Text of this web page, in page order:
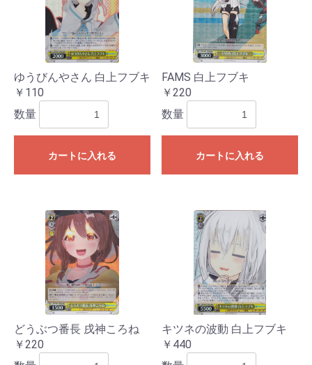
ゆうびんやさん 白上フブキ
￥110
数量
カートに入れる
FAMS 白上フブキ
￥220
数量
カートに入れる
どうぶつ番長 戌神ころね
￥220
キツネの波動 白上フブキ
￥440